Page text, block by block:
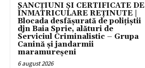
SANCȚIUNI ȘI CERTIFICATE DE
ÎNMATRICULARE REȚINUTE |
Blocada desfășurată de polițiștii
djn Baia Sprie, alături de
Serviciul Criminalistic – Grupa
Canină și jandarmii
maramureșeni
6 august 2026